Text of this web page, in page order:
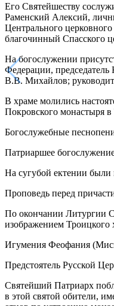
Его Святейшеству
Раменский Алексий,
Центрального
благочинный Спасского
На богослужении
Федерации,
В.В. Михайлов;
В храме молились
Покровского монастыря
Богослужебные
Патриаршее
На сугубой ектении были
Проповедь перед
По окончании Литургии
изображением
Игумения Феофания
Предстоятель Русской
Святейший Патриарх
в этой святой обители,